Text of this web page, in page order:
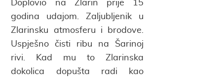
Doplovio na Zlarin prije 15
godina udajom. Zaljubljenik u
Zlarinsku atmosferu i brodove.
Uspješno čisti ribu na Šarinoj
rivi. Kad mu to Zlarinska
dokolica dopušta radi kao